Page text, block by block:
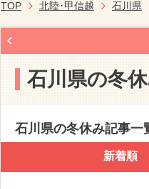
TOP 北陸･甲信越 石川県
石川県の冬
石川県の冬休み記事一
新着順